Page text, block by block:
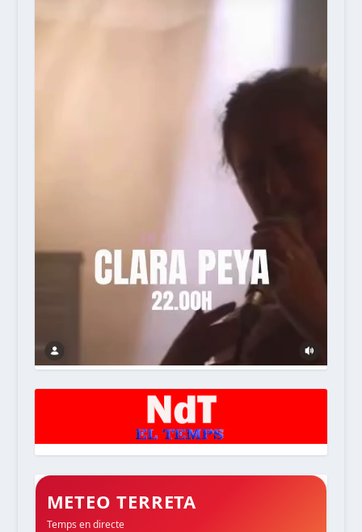
METEO TERRETA
Temps en directe